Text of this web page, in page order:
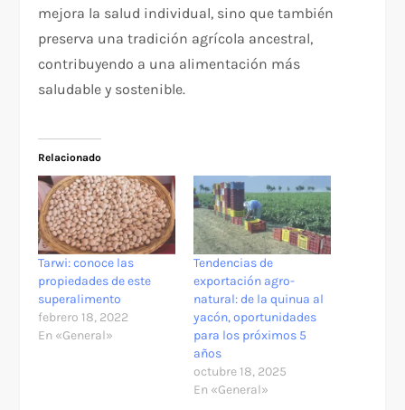
mejora la salud individual, sino que también
preserva una tradición agrícola ancestral,
contribuyendo a una alimentación más
saludable y sostenible.
Relacionado
Tarwi: conoce las
propiedades de este
superalimento
febrero 18, 2022
En «General»
Tendencias de
exportación agro-
natural: de la quinua al
yacón, oportunidades
para los próximos 5
años
octubre 18, 2025
En «General»